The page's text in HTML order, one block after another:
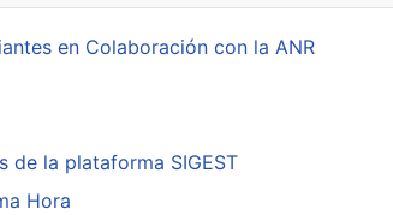
en Colaboración con la ANR
de la plataforma SIGEST
Hora